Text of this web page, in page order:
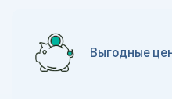
Выгодные